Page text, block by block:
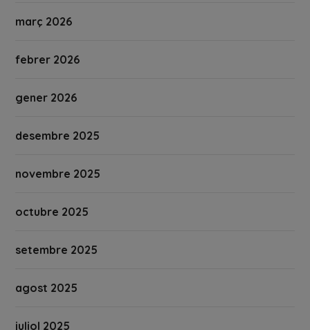
març 2026
febrer 2026
gener 2026
desembre 2025
novembre 2025
octubre 2025
setembre 2025
agost 2025
juliol 2025